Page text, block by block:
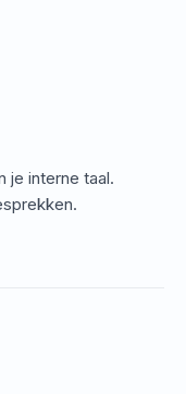
je interne taal.